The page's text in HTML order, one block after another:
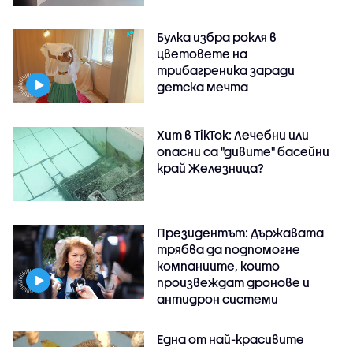
Булка избра рокля в
цветовете на
трибагреника заради
детска мечта
Хит в TikTok: Лечебни или
опасни са "дивите" басейни
край Железница?
Президентът: Държавата
трябва да подпомогне
компаниите, които
произвеждат дронове и
антидрон системи
Една от най-красивите